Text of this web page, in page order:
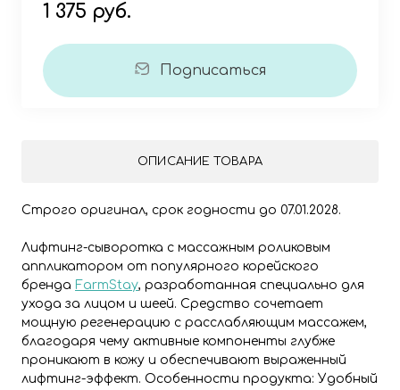
1 375 руб.
Подписаться
ОПИСАНИЕ ТОВАРА
Строго оригинал, срок годности до 07.01.2028.
Лифтинг-сыворотка с массажным роликовым
аппликатором от популярного корейского
бренда FarmStay, разработанная специально для
ухода за лицом и шеей. Средство сочетает
мощную регенерацию с расслабляющим массажем,
благодаря чему активные компоненты глубже
проникают в кожу и обеспечивают выраженный
лифтинг-эффект. Особенности продукта: Удобный